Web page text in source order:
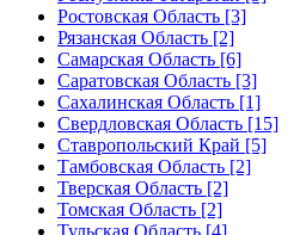
Ростовская Область [3]
Рязанская Область [2]
Самарская Область [6]
Саратовская Область [3]
Сахалинская Область [1]
Свердловская Область [15]
Ставропольский Край [5]
Тамбовская Область [2]
Тверская Область [2]
Томская Область [2]
Тульская Область [4]